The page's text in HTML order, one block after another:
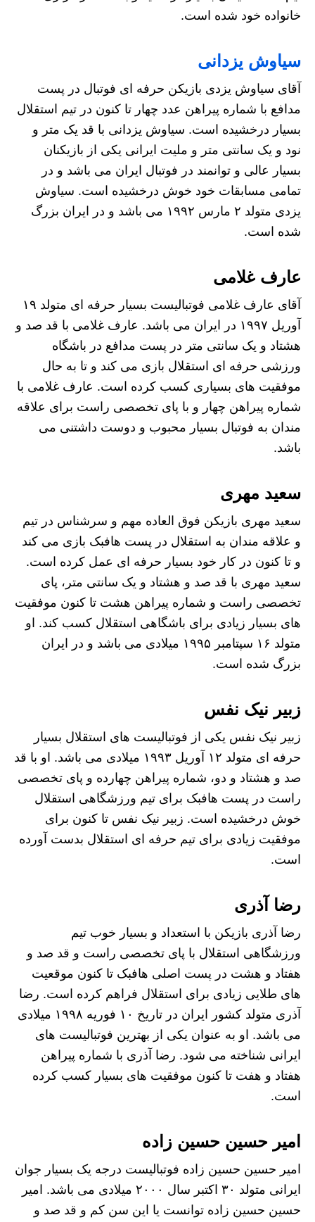
خانواده خود شده است.
سیاوش یزدانی
آقای سیاوش یزدی بازیکن حرفه ای فوتبال در پست
مدافع با شماره پیراهن عدد چهار تا کنون در تیم استقلال
بسیار درخشیده است. سیاوش یزدانی با قد یک متر و
نود و یک سانتی متر و ملیت ایرانی یکی از بازیکنان
بسیار عالی و توانمند در فوتبال ایران می باشد و در
تمامی مسابقات خود خوش درخشیده است. سیاوش
یزدی متولد ۲ مارس ۱۹۹۲ می باشد و در ایران بزرگ
شده است.
عارف غلامی
آقای عارف غلامی فوتبالیست بسیار حرفه ای متولد ۱۹
آوریل ۱۹۹۷ در ایران می باشد. عارف غلامی با قد صد و
هشتاد و یک سانتی متر در پست مدافع در باشگاه
ورزشی حرفه ای استقلال بازی می کند و تا به حال
موفقیت های بسیاری کسب کرده است. عارف غلامی با
شماره پیراهن چهار و با پای تخصصی راست برای علاقه
مندان به فوتبال بسیار محبوب و دوست داشتنی می
باشد.
سعید مهری
سعید مهری بازیکن فوق العاده مهم و سرشناس در تیم
و علاقه مندان به استقلال در پست هافبک بازی می کند
و تا کنون در کار خود بسیار حرفه ای عمل کرده است.
سعید مهری با قد صد و هشتاد و یک سانتی متر، پای
تخصصی راست و شماره پیراهن هشت تا کنون موفقیت
های بسیار زیادی برای باشگاهی استقلال کسب کند. او
متولد ۱۶ سپتامبر ۱۹۹۵ میلادی می باشد و در ایران
بزرگ شده است.
زبیر نیک نفس
زبیر نیک نفس یکی از فوتبالیست های استقلال بسیار
حرفه ای متولد ۱۲ آوریل ۱۹۹۳ میلادی می باشد. او با قد
صد و هشتاد و دو، شماره پیراهن چهارده و پای تخصصی
راست در پست هافبک برای تیم ورزشگاهی استقلال
خوش درخشیده است. زبیر نیک نفس تا کنون برای
موفقیت زیادی برای تیم حرفه ای استقلال بدست آورده
است.
رضا آذری
رضا آذری بازیکن با استعداد و بسیار خوب تیم
ورزشگاهی استقلال با پای تخصصی راست و قد صد و
هفتاد و هشت در پست اصلی هافبک تا کنون موقعیت
های طلایی زیادی برای استقلال فراهم کرده است. رضا
آذری متولد کشور ایران در تاریخ ۱۰ فوریه ۱۹۹۸ میلادی
می باشد. او به عنوان یکی از بهترین فوتبالیست های
ایرانی شناخته می شود. رضا آذری با شماره پیراهن
هفتاد و هفت تا کنون موفقیت های بسیار کسب کرده
است.
امیر حسین حسین زاده
امیر حسین حسین زاده فوتبالیست درجه یک بسیار جوان
ایرانی متولد ۳۰ اکتبر سال ۲۰۰۰ میلادی می باشد. امیر
حسین حسین زاده توانست یا این سن کم و قد صد و